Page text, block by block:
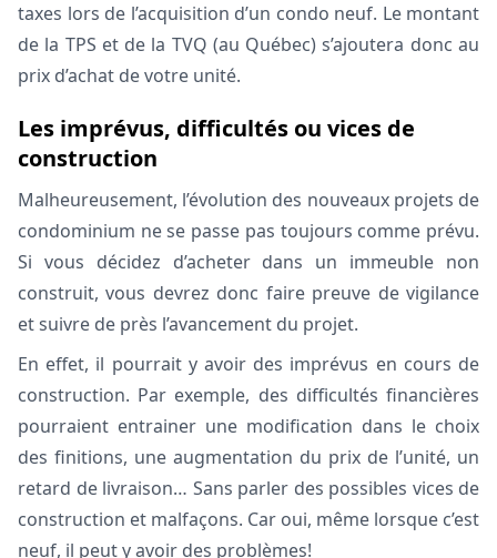
taxes lors de l’acquisition d’un condo neuf. Le montant
de la TPS et de la TVQ (au Québec) s’ajoutera donc au
prix d’achat de votre unité.
Les imprévus, difficultés ou vices de
construction
Malheureusement, l’évolution des nouveaux projets de
condominium ne se passe pas toujours comme prévu.
Si vous décidez d’acheter dans un immeuble non
construit, vous devrez donc faire preuve de vigilance
et suivre de près l’avancement du projet.
En effet, il pourrait y avoir des imprévus en cours de
construction. Par exemple, des difficultés financières
pourraient entrainer une modification dans le choix
des finitions, une augmentation du prix de l’unité, un
retard de livraison… Sans parler des possibles vices de
construction et malfaçons. Car oui, même lorsque c’est
neuf, il peut y avoir des problèmes!